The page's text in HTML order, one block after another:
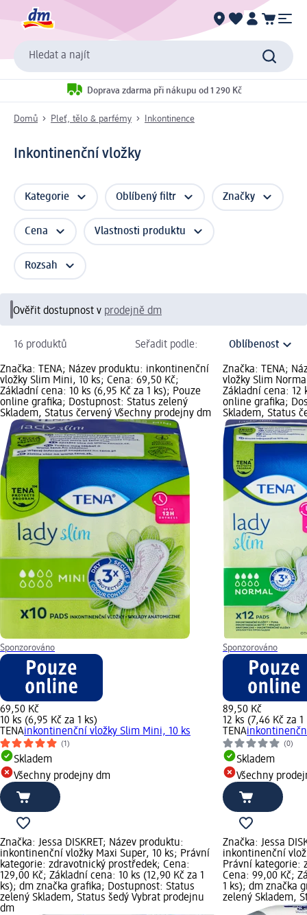
Hledat a najít
Doprava zdarma při nákupu od 1 290 Kč
Domů Pleť, tělo & parfémy Inkontinence
Inkontinenční vložky
Kategorie Oblíbený filtr Značky
Cena Vlastnosti produktu
Rozsah
Ověřit dostupnost v prodejně dm
16 produktů Seřadit podle:
Značka: TENA; Název produktu: inkontinenční
vložky Slim Mini, 10 ks; Cena: 69,50 Kč;
Základní cena: 10 ks (6,95 Kč za 1 ks); Pouze
online grafika; Dostupnost: Status zelený
Skladem, Status červený Všechny prodejny dm
Sponzorováno
69,50 Kč
10 ks (6,95 Kč za 1 ks)
TENAinkontinenční vložky Slim Mini, 10 ks
(1)
Skladem
Všechny prodejny dm
Značka: TENA;
vložky Slim
Základní cena: 12
online grafika;
Skladem, Status
Sponzorováno
89,50 Kč
12 ks (7,46 Kč za 1
TENA
(0)
Skladem
Všechny
Značka: Jessa DISKRET; Název produktu:
inkontinenční vložky Maxi Super, 10 ks; Právní
kategorie: zdravotnický prostředek; Cena:
129,00 Kč; Základní cena: 10 ks (12,90 Kč za 1
ks); dm značka grafika; Dostupnost: Status
zelený Skladem, Status šedý Vybrat prodejnu
dm
Značka: Jessa
inkontinenční
Právní kategorie:
Cena: 99,00 Kč;
1 ks); dm značka
zelený Skladem,